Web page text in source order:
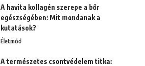
A havita kollagén szerepe a bőr
egészségében: Mit mondanak a
kutatások?
Életmód
A természetes csontvédelem titka: